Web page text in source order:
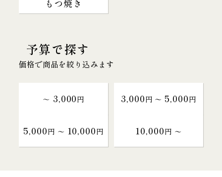
もつ焼き
予算で探す
価格で商品を絞り込みます
～ 3,000円 3,000円 〜 5,000円
5,000円 〜 10,000円 10,000円 〜